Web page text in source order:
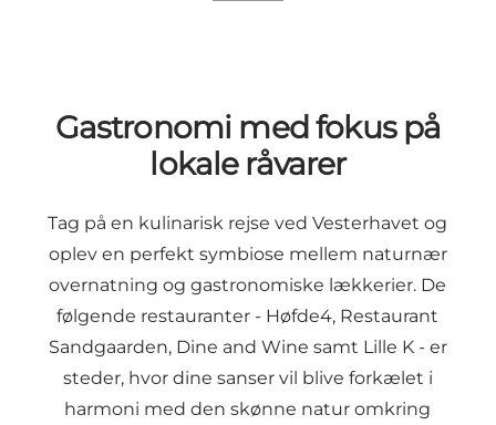
Gastronomi med fokus på
lokale råvarer
Tag på en kulinarisk rejse ved Vesterhavet og
oplev en perfekt symbiose mellem naturnær
overnatning og gastronomiske lækkerier. De
følgende restauranter - Høfde4, Restaurant
Sandgaarden, Dine and Wine samt Lille K - er
steder, hvor dine sanser vil blive forkælet i
harmoni med den skønne natur omkring